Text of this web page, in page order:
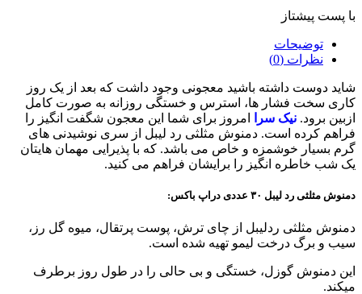
با پست پیشتاز
توضیحات
نظرات (0)
شاید دوست داشته باشید معجونی وجود داشت که بعد از یک روز
کاری سخت فشار ها، استرس و خستگی روزانه به صورت کامل
ازبین برود. نیک سرا
امروز برای شما این معجون شگفت انگیز را
فراهم کرده است. دمنوش مثلثی رد لیبل از سری نوشیدنی های
گرم بسیار خوشمزه و خاص می باشد. که با پذیرایی مهمان هایتان
یک شب خاطره انگیز را برایشان فراهم می کنید.
دمنوش مثلثی رد لیبل ۳۰ عددی دراپ باکس:
دمنوش مثلثی ردلیبل از چای ترش، پوست پرتقال، میوه گل رز،
سیب و برگ درخت لیمو تهیه شده است.
این دمنوش گوزل، خستگی و بی حالی را در طول روز برطرف
میکند.